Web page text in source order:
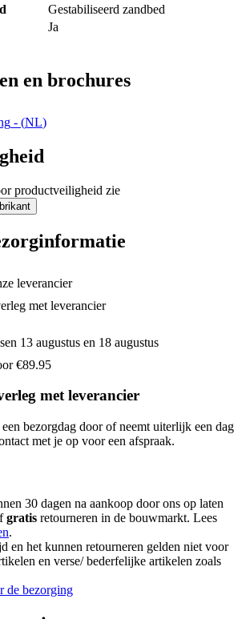
Gestabiliseerd zandbed
Ja
en brochures
- (NL)
productveiligheid zie
leverancier
met leverancier
13 augustus en 18 augustus
€89.95
met leverancier
bezorgdag door of neemt uiterlijk een dag
met je op voor een afspraak.
30 dagen na aankoop door ons op laten
gratis retourneren in de bouwmarkt. Lees
.
en het kunnen retourneren gelden niet voor
en verse/ bederfelijke artikelen zoals
de bezorging